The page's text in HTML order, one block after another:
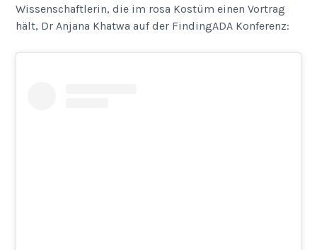
Wissenschaftlerin, die im rosa Kostüm einen Vortrag
hält, Dr Anjana Khatwa auf der FindingADA Konferenz: